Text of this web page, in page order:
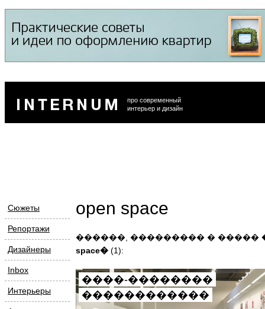
про современный
интерьер и дизайн
Сюжеты
Репортажи
Дизайнеры
Inbox
Интерьеры
open space
������, ��������� � �����
space� (1):
����-��������
������������